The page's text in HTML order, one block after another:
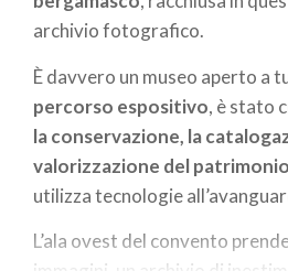
archivio fotografico.
È davvero un museo aperto a
percorso espositivo, è stato
la conservazione, la
valorizzazione del
utilizza tecnologie
L’ala ovest del convento